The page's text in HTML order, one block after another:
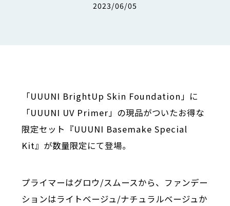
2023/06/05
「UUUNI BrightUp Skin Foundation」に
「UUUNI UV Primer」の現品がついたお得な
限定セット『UUUNI Basemake Special
Kit』が数量限定にて登場。
プライマーはグロウ/スムースから、ファンデー
ションはライトベージュ/ナチュラルベージュか